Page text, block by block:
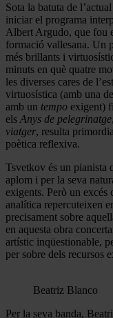
Sota la batuta de
iniciar el programa
Albert Argudo, que fou
formació vallesana. Un
més brillants i
minuts en què quatre
les diverses cares de
virtuosística (amb una
amb un tempo exigent)
els Anys de pelegrinatge
viatger, resulta
poètica reflexiva.
Tsvetkov és un pianista
aplom i per la seva
exigents. Però un
analítica repercuteixen
precisament sobre
en aquesta obra
artístic inqüestionable,
per sobre dels recursos
Beatriz Blanco
Per la seva banda,